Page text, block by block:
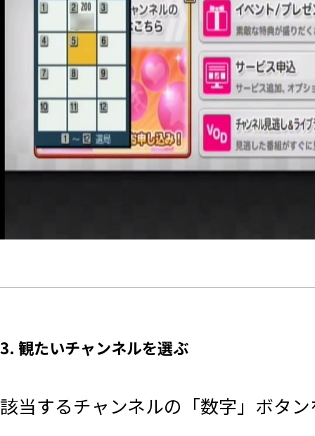
3. 観たいチャンネルを選ぶ
該当するチャンネルの「数字」ボタ